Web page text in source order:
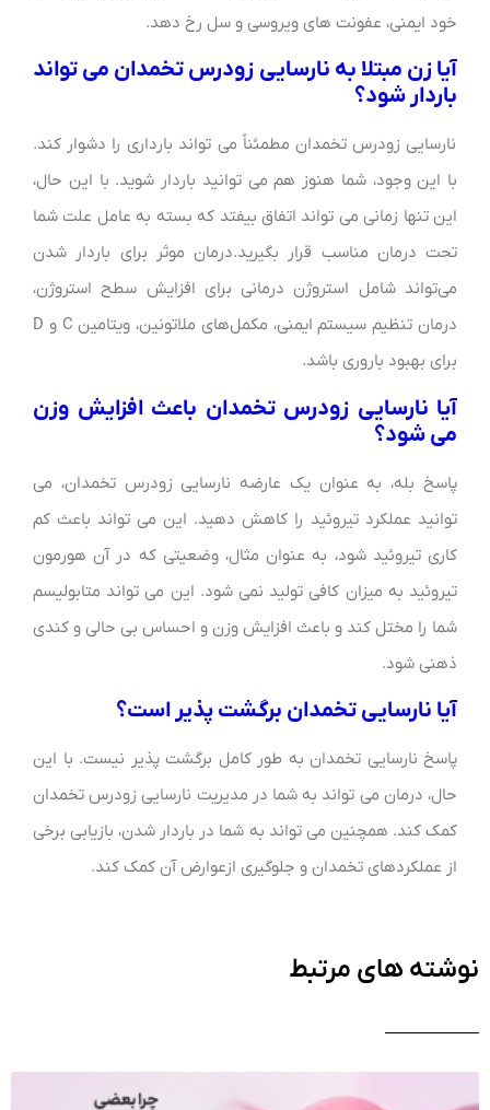
خود ایمنی، عفونت های ویروسی و سل رخ دهد.
آیا زن مبتلا به نارسایی زودرس تخمدان می تواند
باردار شود؟
نارسایی زودرس تخمدان مطمئناً می تواند بارداری را دشوار کند.
با این وجود، شما هنوز هم می توانید باردار شوید. با این حال،
این تنها زمانی می تواند اتفاق بیفتد که بسته به عامل علت شما
تحت درمان مناسب قرار بگیرید.درمان موثر برای باردار شدن
می‌تواند شامل استروژن درمانی برای افزایش سطح استروژن،
درمان تنظیم سیستم ایمنی، مکمل‌های ملاتونین، ویتامین C و D
برای بهبود باروری باشد.
آیا نارسایی زودرس تخمدان باعث افزایش وزن
می شود؟
پاسخ بله، به عنوان یک عارضه نارسایی زودرس تخمدان، می
توانید عملکرد تیروئید را کاهش دهید. این می تواند باعث کم
کاری تیروئید شود، به عنوان مثال، وضعیتی که در آن هورمون
تیروئید به میزان کافی تولید نمی شود. این می تواند متابولیسم
شما را مختل کند و باعث افزایش وزن و احساس بی حالی و کندی
ذهنی شود.
آیا نارسایی تخمدان برگشت پذیر است؟
پاسخ نارسایی تخمدان به طور کامل برگشت پذیر نیست. با این
حال، درمان می تواند به شما در مدیریت نارسایی زودرس تخمدان
کمک کند. همچنین می تواند به شما در باردار شدن، بازیابی برخی
از عملکردهای تخمدان و جلوگیری ازعوارض آن کمک کند.
نوشته های مرتبط